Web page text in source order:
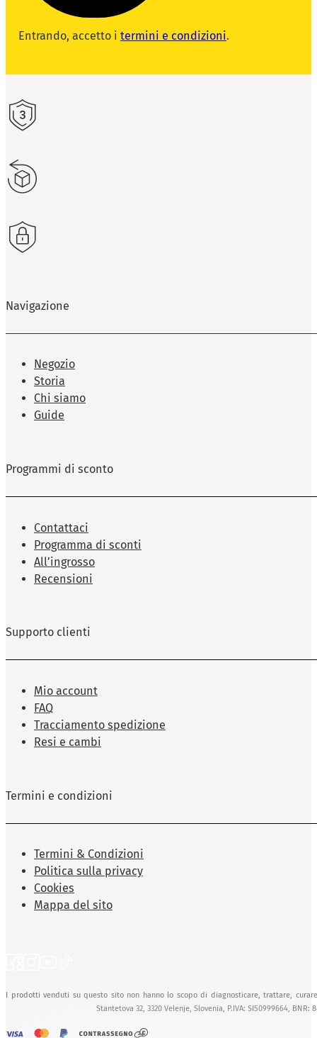
Entrando, accetto i termini e condizioni.
Navigazione
Negozio
Storia
Chi siamo
Guide
Programmi di sconto
Contattaci
Programma di sconti
All’ingrosso
Recensioni
Supporto clienti
Mio account
FAQ
Tracciamento spedizione
Resi e cambi
Termini e condizioni
Termini & Condizioni
Politica sulla privacy
Cookies
Mappa del sito
I prodotti venduti su questo sito non hanno lo scopo di diagnosticare, trattare,
Stantetova 32, 3320 Velenje, Slovenia, P.IVA: SI50999664, BNR: